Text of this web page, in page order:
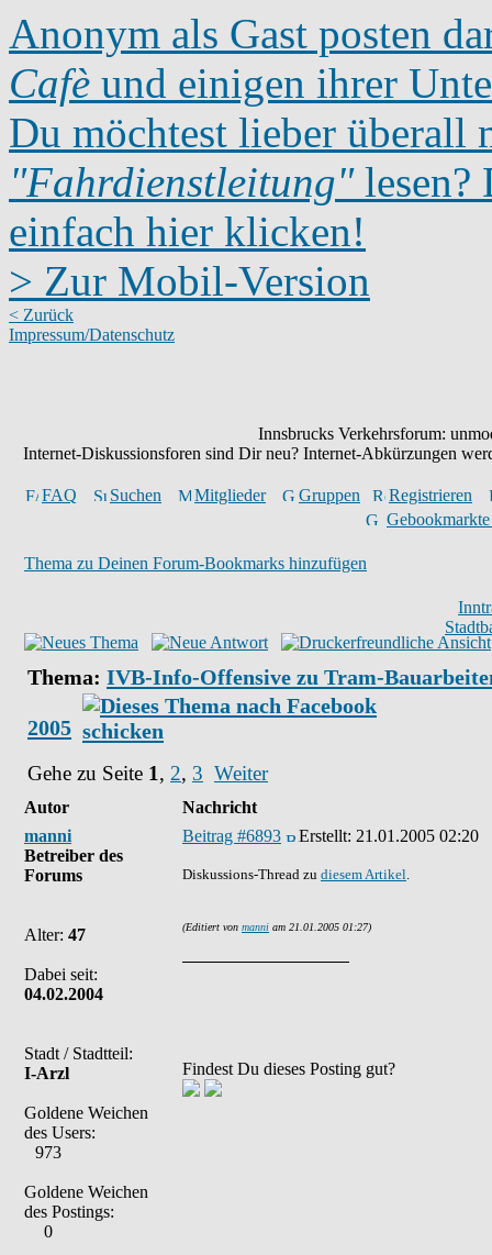
Anonym als Gast posten
Cafè und einigen ihrer
Du möchtest lieber überall
"Fahrdienstleitung"lesen?
einfach hier klicken!
> Zur Mobil-Version
< Zurück
Impressum/Datenschutz
Innsbrucks Verkehrsforum:
Internet-Diskussionsforen sind Dir neu? Internet-Abkürzungen
FAQ Suchen Mitglieder Gruppen
Registrieren
Thema zu Deinen Forum-Bookmarks hinzufügen
Thema: IVB-Info-Offensive zu Tram-
2005
Gehe zu Seite 1, 2, 3 Weiter
Autor
Nachricht
manni
Betreiber des
Forums
Alter: 47
Dabei seit:
04.02.2004
Stadt / Stadtteil:
I-Arzl
Goldene Weichen
des Users:
973
Goldene Weichen
des Postings:
0
Beitrag #6893 Erstellt: 21.01.2005 02:20
Diskussions-Thread zu diesem Artikel.
(Editiert von manni am 21.01.2005 01:27)
Findest Du dieses Posting gut?